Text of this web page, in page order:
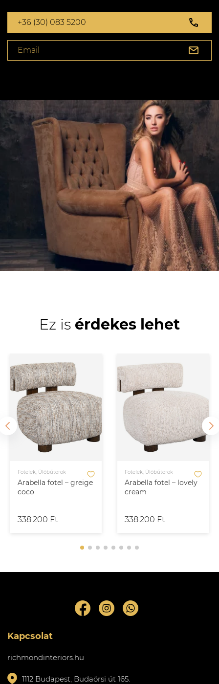
+36 (30) 083 5200
Email
Ez is érdekes lehet
Arabella fotel – greige
coco
Fotelek, Ülőbútorok
338.200 Ft
Arabella fotel – lovely
cream
Fotelek, Ülőbútorok
338.200 Ft
Kapcsolat
richmondinteriors.hu
1112 Budapest, Budaörsi út 165.